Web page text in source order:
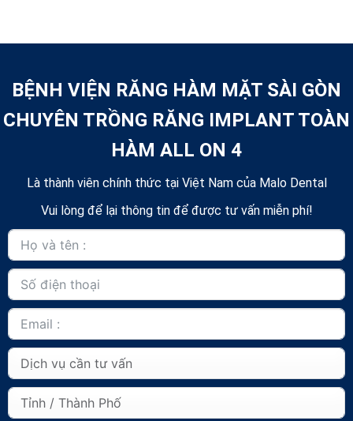
BỆNH VIỆN RĂNG HÀM MẶT SÀI GÒN
CHUYÊN TRỒNG RĂNG IMPLANT TOÀN
HÀM ALL ON 4
Là thành viên chính thức tại Việt Nam của Malo Dental
Vui lòng để lại thông tin để được tư vấn miễn phí!